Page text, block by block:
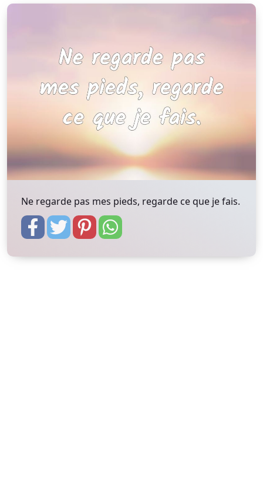
Ne regarde pas mes pieds, regarde ce que je fais.